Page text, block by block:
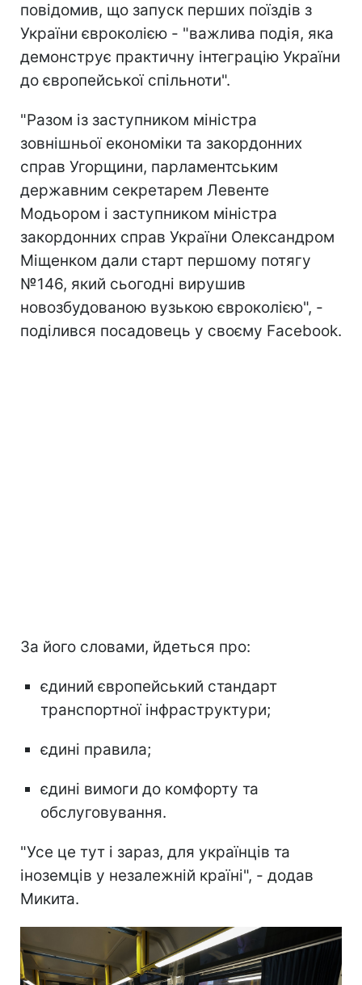
повідомив, що запуск перших поїздів з
України євроколією - "важлива подія, яка
демонструє практичну інтеграцію України
до європейської спільноти".
"Разом із заступником міністра
зовнішньої економіки та закордонних
справ Угорщини, парламентським
державним секретарем Левенте
Модьором і заступником міністра
закордонних справ України Олександром
Міщенком дали старт першому потягу
№146, який сьогодні вирушив
новозбудованою вузькою євроколією", -
поділився посадовець у своєму Facebook.
За його словами, йдеться про:
єдиний європейський стандарт
транспортної інфраструктури;
єдині правила;
єдині вимоги до комфорту та
обслуговування.
"Усе це тут і зараз, для українців та
іноземців у незалежній країні", - додав
Микита.